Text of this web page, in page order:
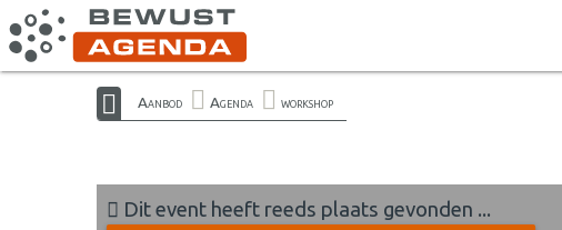
Aanbod Agenda workshop
Dit event heeft reeds plaats gevonden ...